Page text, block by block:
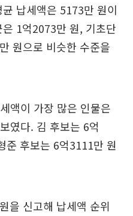
납세액은 5173만 원이
1억2073만 원, 기초단
원으로 비슷한 수준을
액이 가장 많은 인물은
였다. 김 후보는 6억
준 후보는 6억3111만 원
을 신고해 납세액 순위